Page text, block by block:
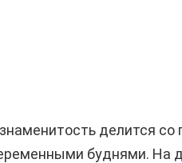
делится
буднями. На